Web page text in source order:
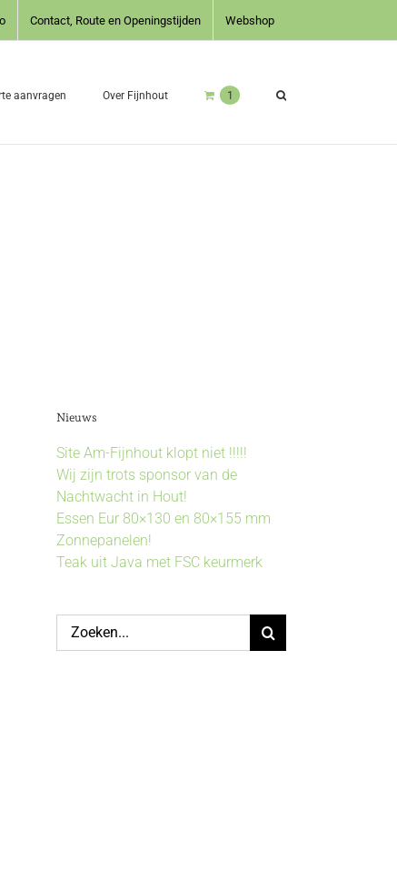
Contact, Route en Openingstijden Webshop
aanvragen Over Fijnhout 1
Nieuws
Site Am-Fijnhout klopt niet !!!!!
Wij zijn trots sponsor van de
Nachtwacht in Hout!
Essen Eur 80×130 en 80×155 mm
Zonnepanelen!
Teak uit Java met FSC keurmerk
Zoeken